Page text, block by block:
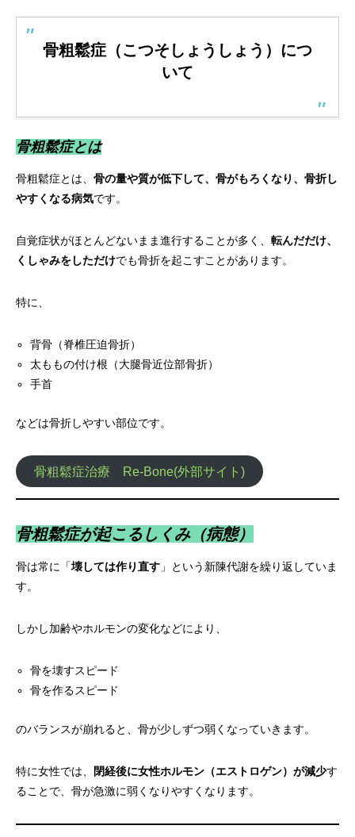
骨粗鬆症（こつそしょうしょう）につ
いて
骨粗鬆症とは
骨粗鬆症とは、 骨の量や質が低下して、骨がもろくなり、骨折し
やすくなる病気です。
自覚症状がほとんどないまま進行することが多く、 転んだだけ、
くしゃみをしただけでも骨折を起こすことがあります。
特に、
背骨（脊椎圧迫骨折）
太ももの付け根（大腿骨近位部骨折）
手首
などは骨折しやすい部位です。
骨粗鬆症治療 Re-Bone(外部サイト)
骨粗鬆症が起こるしくみ（病態）
骨は常に「壊しては作り直す 」という新陳代謝を繰り返していま
す。
しかし加齢やホルモンの変化などにより、
骨を壊すスピード
骨を作るスピード
のバランスが崩れると、骨が少しずつ弱くなっていきます。
特に女性では、 閉経後に女性ホルモン（エストロゲン）が減少す
ることで、骨が急激に弱くなりやすくなります。